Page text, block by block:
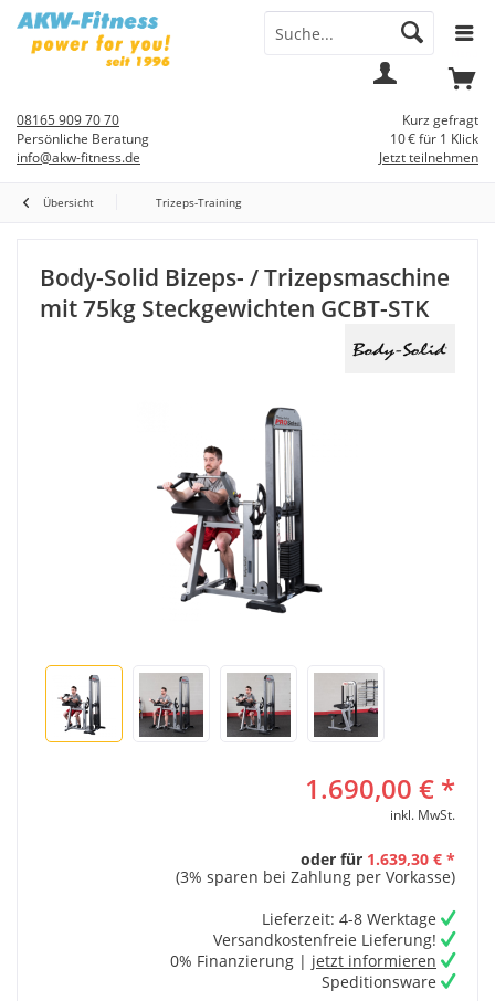
Kurz gefragt
10 € für 1 Klick
Jetzt teilnehmen
08165 909 70 70
Persönliche Beratung
info@akw-fitness.de
Übersicht Trizeps-Training
Body-Solid Bizeps- / Trizepsmaschine
mit 75kg Steckgewichten GCBT-STK
1.690,00 € *
inkl. MwSt.
oder für 1.639,30 € *
(3% sparen bei Zahlung per Vorkasse)
Lieferzeit: 4-8 Werktage
Versandkostenfreie Lieferung!
0% Finanzierung | jetzt informieren
Speditionsware